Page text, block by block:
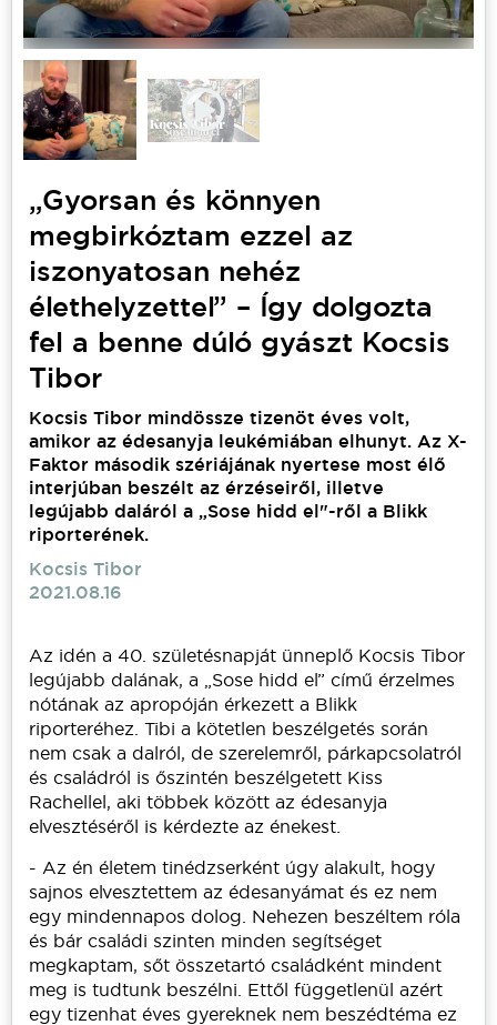
dolgozta
fel
benne
dúló
gyászt
Kocsis
Tibor
„Gyorsan és könnyen
megbirkóztam ezzel az
iszonyatosan nehéz
élethelyzettel” – Így dolgozta
fel a benne dúló gyászt Kocsis
Tibor
Kocsis Tibor mindössze tizenöt éves volt,
amikor az édesanyja leukémiában elhunyt. Az X-
Faktor második szériájának nyertese most élő
interjúban beszélt az érzéseiről, illetve
legújabb daláról a „Sose hidd el"-ről a Blikk
riporterének.
Kocsis Tibor
2021.08.16
Az idén a 40. születésnapját ünneplő Kocsis Tibor
legújabb dalának, a „Sose hidd el” című érzelmes
nótának az apropóján érkezett a Blikk
riporteréhez. Tibi a kötetlen beszélgetés során
nem csak a dalról, de szerelemről, párkapcsolatról
és családról is őszintén beszélgetett Kiss
Rachellel, aki többek között az édesanyja
elvesztéséről is kérdezte az énekest.
- Az én életem tinédzserként úgy alakult, hogy
sajnos elvesztettem az édesanyámat és ez nem
egy mindennapos dolog. Nehezen beszéltem róla
és bár családi szinten minden segítséget
megkaptam, sőt összetartó családként mindent
meg is tudtunk beszélni. Ettől függetlenül azért
egy tizenhat éves gyereknek nem beszédtéma ez